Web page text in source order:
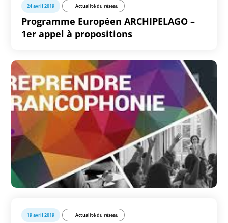
24 avril 2019 Actualité du réseau
Programme Européen ARCHIPELAGO –
1er appel à propositions
19 avril 2019 Actualité du réseau